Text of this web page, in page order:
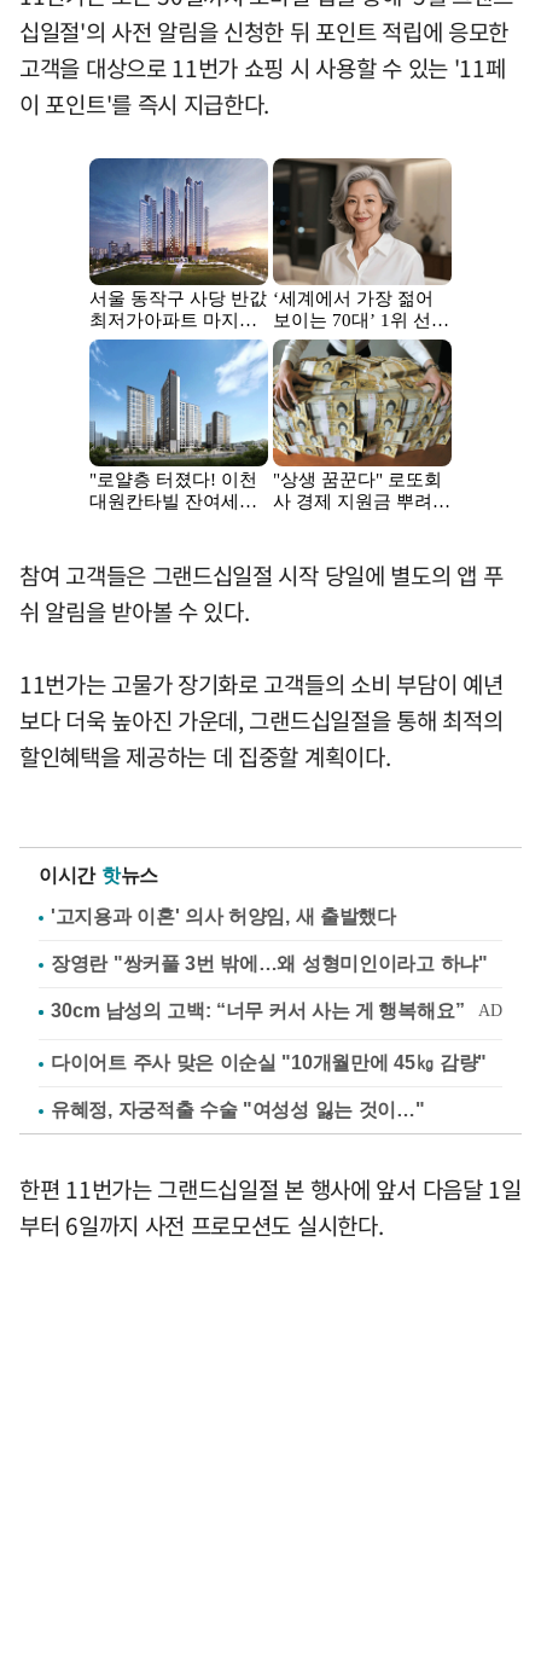
십일절'의 사전 알림을 신청한 뒤 포인트 적립에 응모한
고객을 대상으로 11번가 쇼핑 시 사용할 수 있는 '11페
이 포인트'를 즉시 지급한다.
참여 고객들은 그랜드십일절 시작 당일에 별도의 앱 푸
쉬 알림을 받아볼 수 있다.
11번가는 고물가 장기화로 고객들의 소비 부담이 예년
보다 더욱 높아진 가운데, 그랜드십일절을 통해 최적의
할인혜택을 제공하는 데 집중할 계획이다.
이시간 핫뉴스
'고지용과 이혼' 의사 허양임, 새 출발했다
장영란 "쌍커풀 3번 밖에…왜 성형미인이라고 하냐"
다이어트 주사 맞은 이순실 "10개월만에 45㎏ 감량"
유혜정, 자궁적출 수술 "여성성 잃는 것이…"
한편 11번가는 그랜드십일절 본 행사에 앞서 다음달 1일
부터 6일까지 사전 프로모션도 실시한다.